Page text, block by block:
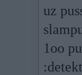
uz
1oo